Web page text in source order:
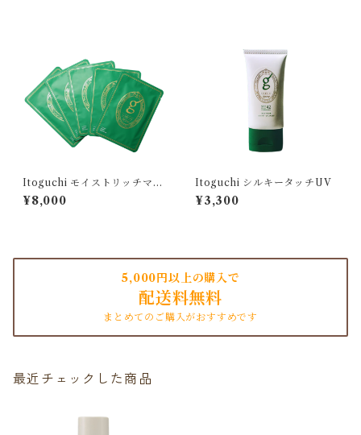
Itoguchi モイストリッチマス
ク5枚入り
¥8,000
Itoguchi シルキータッチUV
¥3,300
5,000円以上の購入で
配送料無料
まとめてのご購入がおすすめです
最近チェックした商品